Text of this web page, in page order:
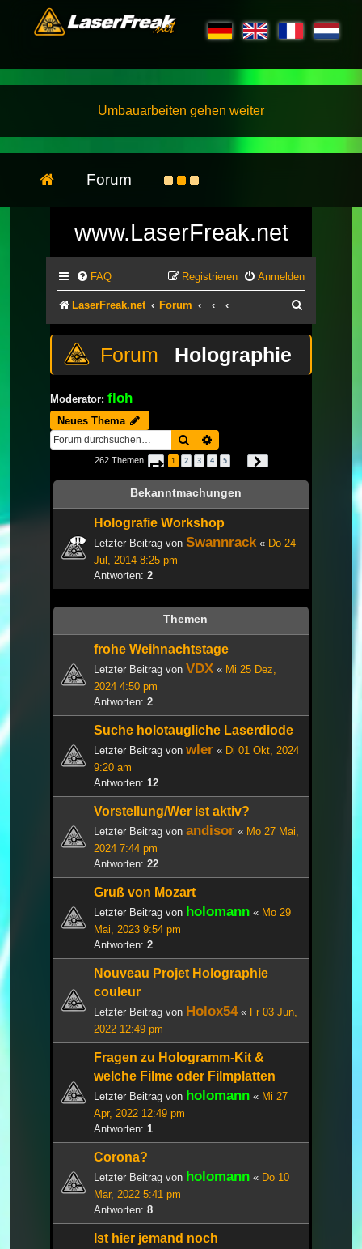
Umbauarbeiten gehen weiter
Forum
www.LaserFreak.net
FAQ Anmelden
Registrieren
LaserFreak.net Forum
Holographie
Moderator: floh
Neues Thema
Suche
262 Themen Seite 1von
1 2 3 4 5
Bekanntmachungen
Holografie Workshop
Letzter Beitrag von Swannrack« Do 24
Jul, 2014 8:25 pm
Antworten: 2
Themen
frohe Weihnachtstage
Letzter Beitrag von VDX « Mi 25 Dez,
2024 4:50 pm
Antworten: 2
Suche holotaugliche Laserdiode
Letzter Beitrag von wler « Di 01 Okt, 2024
9:20 am
Antworten: 12
Vorstellung/Wer ist aktiv?
Letzter Beitrag von andisor « Mo 27 Mai,
2024 7:44 pm
Antworten: 22
Gruß von Mozart
Letzter Beitrag von holomann « Mo 29
Mai, 2023 9:54 pm
Antworten: 2
Nouveau Projet Holographie
couleur
Letzter Beitrag von Holox54« Fr 03 Jun,
2022 12:49 pm
Fragen zu Hologramm-Kit &
welche Filme oder Filmplatten
Letzter Beitrag von holomann « Mi 27
Apr, 2022 12:49 pm
Antworten: 1
Corona?
Letzter Beitrag von holomann « Do 10
Mär, 2022 5:41 pm
Antworten: 8
Ist hier jemand noch